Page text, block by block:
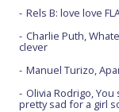
Rels B: love love
Charlie Puth,
clever
Manuel Turizo,
Olivia Rodrigo, You
pretty sad for a girl